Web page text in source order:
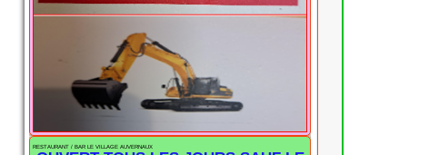
RESTAURANT / BAR LE VILLAGE AUVERNAUX